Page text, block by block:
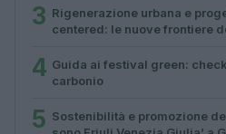
3 Rigenerazione urbana e
centered: le nuove frontiere
4 Guida ai festival green:
carbonio
5 Sostenibilità e promozione